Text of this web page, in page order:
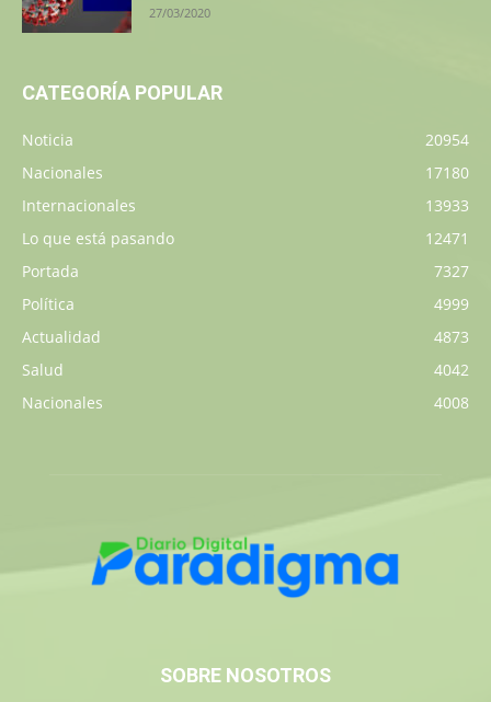
27/03/2020
CATEGORÍA POPULAR
Noticia
20954
Nacionales
17180
Internacionales
13933
Lo que está pasando
12471
Portada
7327
Política
4999
Actualidad
4873
Salud
4042
Nacionales
4008
SOBRE NOSOTROS